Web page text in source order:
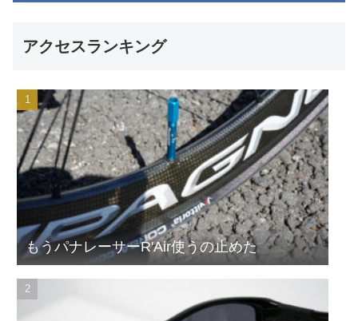
アクセスランキング
もうパナレーサーR'Air使うの止めた